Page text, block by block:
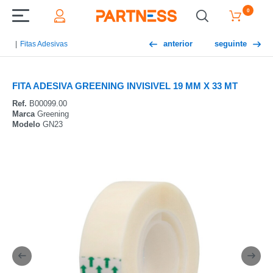
0
Fitas Adesivas anterior seguinte
FITA ADESIVA GREENING INVISIVEL 19 MM X 33 MT
Ref. B00099.00
MarcaGreening
Modelo GN23